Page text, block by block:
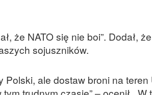
że NATO się nie boi”. Dodał,
sojuszników.
Polski, ale dostaw broni na teren